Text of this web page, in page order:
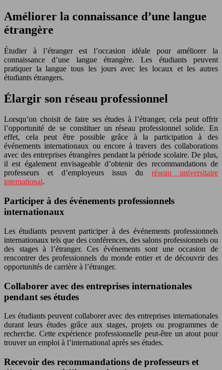
Améliorer la connaissance d’une langue
étrangère
Étudier à l’étranger est l’occasion idéale pour améliorer la
connaissance d’une langue étrangère. Les étudiants peuvent
pratiquer la langue tous les jours avec les locaux et les autres
étudiants étrangers.
Élargir son réseau professionnel
Lorsqu’on choisit de faire ses études à l’étranger, cela peut offrir
l’opportunité de se constituer un réseau professionnel solide. En
effet, cela peut être possible grâce à la participation à des
événements internationaux ou encore à travers des collaborations
avec des entreprises étrangères pendant la période scolaire. De plus,
il est également envisageable d’obtenir des recommandations de
professeurs et d’employeurs issus duréseau universitaire
international.
Participer à des événements professionnels
internationaux
Les étudiants peuvent participer à des événements professionnels
internationaux tels que des conférences, des salons professionnels ou
des stages à l’étranger. Ces événements sont une occasion de
rencontrer des professionnels du monde entier et de découvrir des
opportunités de carrière à l’étranger.
Collaborer avec des entreprises internationales
pendant ses études
Les étudiants peuvent collaborer avec des entreprises internationales
durant leurs études grâce aux stages, projets ou programmes de
recherche. Cette expérience professionnelle peut-être un atout pour
trouver un emploi à l’international après ses études.
Recevoir des recommandations de professeurs et